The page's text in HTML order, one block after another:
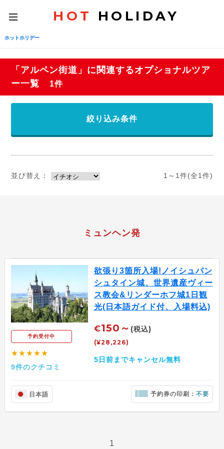
toggle
navigation
HOT HOLIDAY
ホットホリデー
「アルペン街道」に関連するオプショナルツア
ー一覧
1件
絞り込み条件
並び替え： 1～1件(全1件)
ミュンヘン発
予約受付中
★★★★★
9件のクチコミ
欲張り3箇所入場!ノイシュバン
シュタイン城、世界遺産ヴィー
ス教会&リンダーホフ城1日観
光(日本語ガイド付、入場料込)
€150～ (税込)
(¥28,226)
5日前までキャンセル無料
日本語 予約券の印刷：不要
1